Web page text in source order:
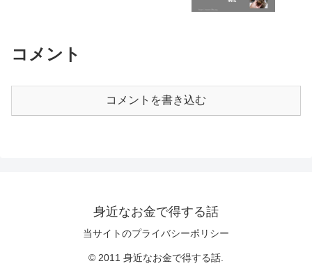
コメント
コメントを書き込む
身近なお金で得する話
当サイトのプライバシーポリシー
© 2011 身近なお金で得する話.